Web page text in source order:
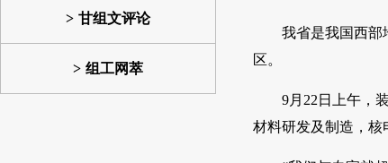
甘组文评论
组工网萃
我省是我国西部
区。
9月22日上午，
材料研发及制造，核